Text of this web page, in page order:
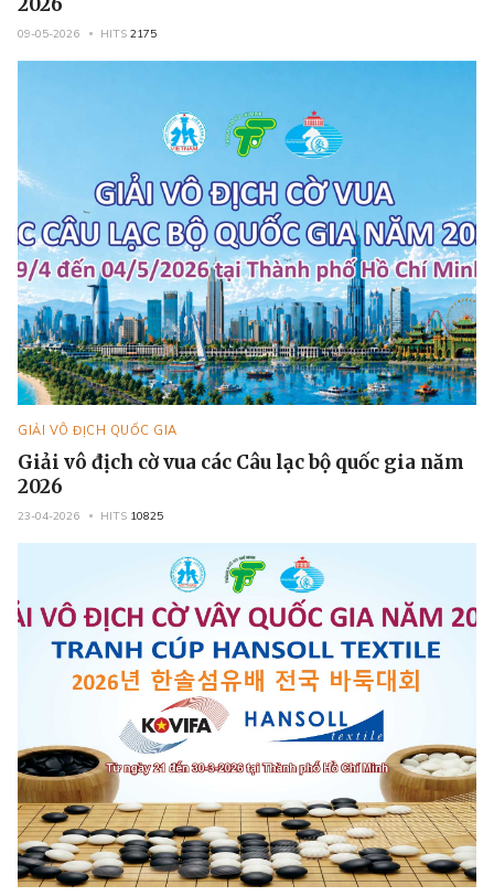
09-05-2026 HITS 2175
GIẢI VÔ ĐỊCH QUỐC GIA
Giải vô địch cờ vua các Câu lạc bộ quốc gia năm
2026
23-04-2026 HITS 10825